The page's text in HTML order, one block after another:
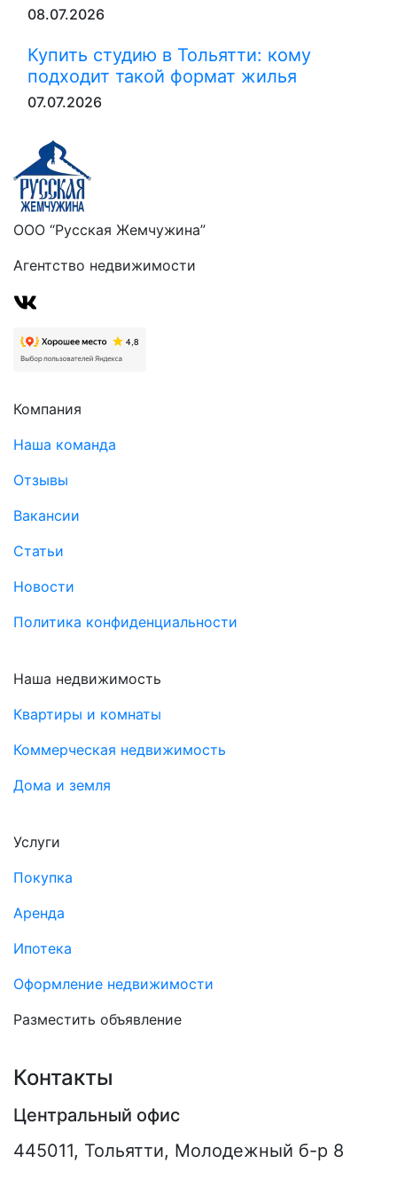
08.07.2026
Купить студию в Тольятти: кому
подходит такой формат жилья
07.07.2026
ООО “Русская Жемчужина”
Агентство недвижимости
Компания
Наша команда
Отзывы
Вакансии
Статьи
Новости
Политика конфиденциальности
Наша недвижимость
Квартиры и комнаты
Коммерческая недвижимость
Дома и земля
Услуги
Покупка
Аренда
Ипотека
Оформление недвижимости
Разместить объявление
Контакты
Центральный офис
445011, Тольятти, Молодежный б-р 8